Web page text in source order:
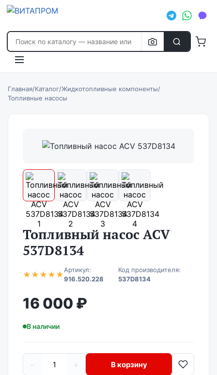
Главная/Каталог/Жидкотопливные компоненты/
Топливные насосы
Топливный насос ACV
537D8134
★ ★ ★ ★ ★Артикул:
916.520.228
Код производителя:
537D8134
16 000 ₽
В наличии
− + В корзину